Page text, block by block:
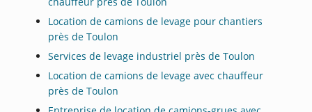
Location de camions de levage pour chantiers
près de Toulon
Services de levage industriel près de Toulon
Location de camions de levage avec chauffeur
près de Toulon